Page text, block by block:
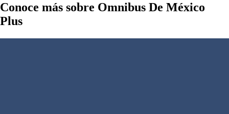
Conoce más sobre Omnibus De México
Plus